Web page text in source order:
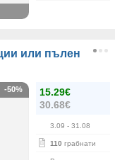
или пълен
15.29€
30.68€
3.09 - 31.08
110 грабнати
-50%